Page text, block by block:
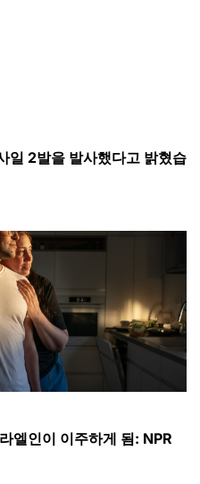
일 2발을 발사했다고 밝혔습
엘인이 이주하게 됨: NPR